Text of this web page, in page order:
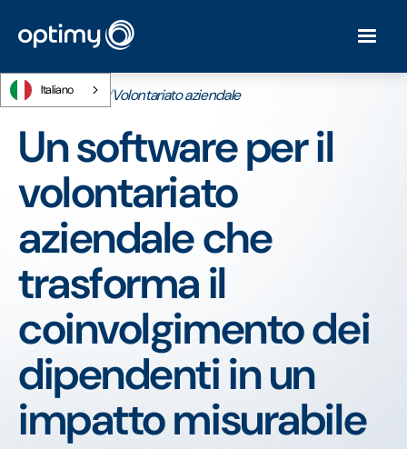
Italiano
Home/Prodotti /Volontariato aziendale
Un software per il
volontariato
aziendale che
trasforma il
coinvolgimento dei
dipendenti in un
impatto misurabile